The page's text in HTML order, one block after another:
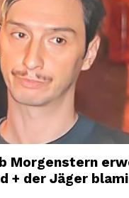
Morgenstern
+ der Jäger